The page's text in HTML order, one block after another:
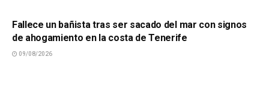
Fallece un bañista tras ser sacado del mar con signos
de ahogamiento en la costa de Tenerife
09/08/2026